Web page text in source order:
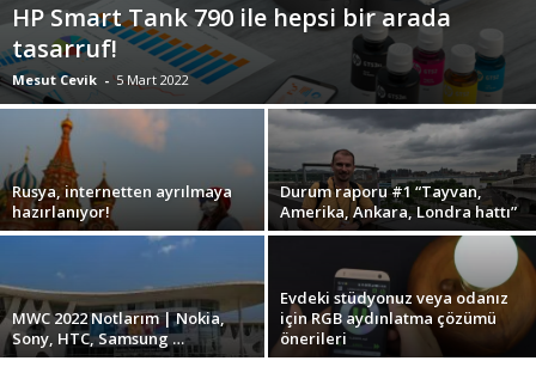
HP Smart Tank 790 ile hepsi bir arada
tasarruf!
Mesut Cevik - 5 Mart 2022
Rusya, internetten ayrılmaya
hazırlanıyor!
Durum raporu #1 “Tayvan,
Amerika, Ankara, Londra hattı”
MWC 2022 Notlarım | Nokia,
Sony, HTC, Samsung …
Evdeki stüdyonuz veya odanız
için RGB aydınlatma çözümü
önerileri